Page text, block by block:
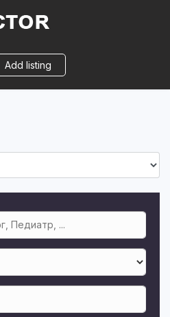
Add listing